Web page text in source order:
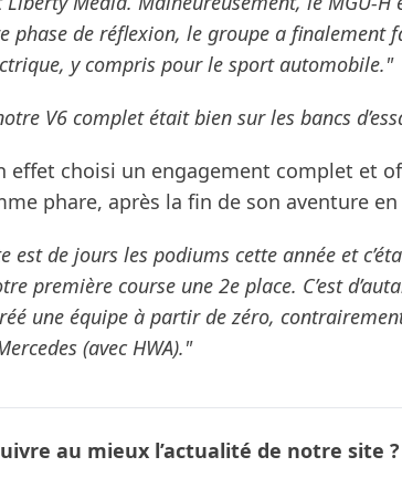
phase de réflexion, le groupe a finalement
y compris pour le sport automobile."
V6 complet était bien sur les bancs
effet choisi un engagement complet et
phare, après la fin de son aventure en
est de jours les podiums cette année et
première course une 2e place. C’est
une équipe à partir de zéro,
(avec HWA)."
au mieux l’actualité de notre site ?